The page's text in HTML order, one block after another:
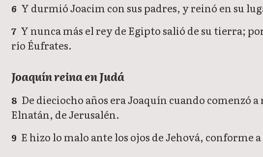
6 Y durmió Joacim con sus padres, y reinó en su
7 Y nunca más el rey de Egipto salió de su tierra;
río Éufrates.
Joaquín reina en Judá
8 De dieciocho años era Joaquín cuando comenzó
Elnatán, de Jerusalén.
9 E hizo lo malo ante los ojos de Jehová, conforme